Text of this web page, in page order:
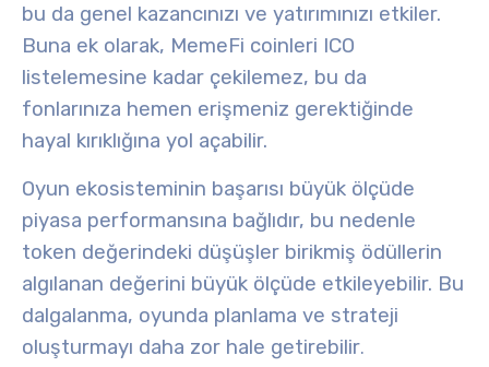
bu da genel kazancınızı ve yatırımınızı etkiler.
Buna ek olarak, MemeFi coinleri ICO
listelemesine kadar çekilemez, bu da
fonlarınıza hemen erişmeniz gerektiğinde
hayal kırıklığına yol açabilir.
Oyun ekosisteminin başarısı büyük ölçüde
piyasa performansına bağlıdır, bu nedenle
token değerindeki düşüşler birikmiş ödüllerin
algılanan değerini büyük ölçüde etkileyebilir. Bu
dalgalanma, oyunda planlama ve strateji
oluşturmayı daha zor hale getirebilir.